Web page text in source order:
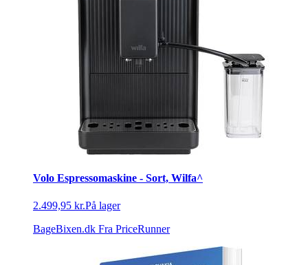
Volo Espressomaskine - Sort, Wilfa^
2.499,95 kr.På lager
BageBixen.dk Fra PriceRunner